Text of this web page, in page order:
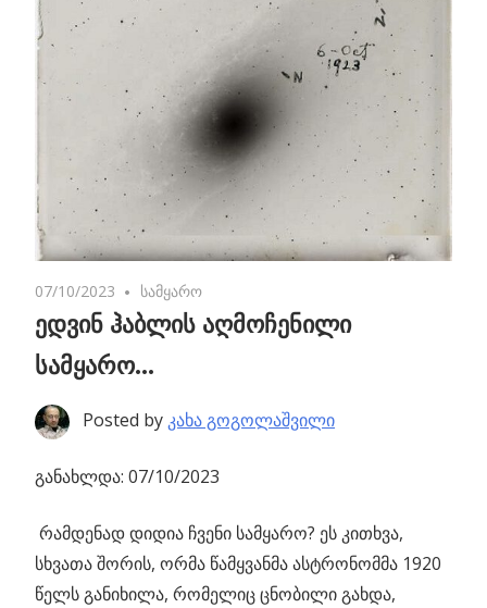
07/10/2023 No comments
სამყარო
ედვინ ჰაბლის აღმოჩენილი
სამყარო…
Posted byკახა გოგოლაშვილი
განახლდა: 07/10/2023
რამდენად დიდია ჩვენი სამყარო? ეს კითხვა,
სხვათა შორის, ორმა წამყვანმა ასტრონომმა 1920
წელს განიხილა, რომელიც ცნობილი გახდა,